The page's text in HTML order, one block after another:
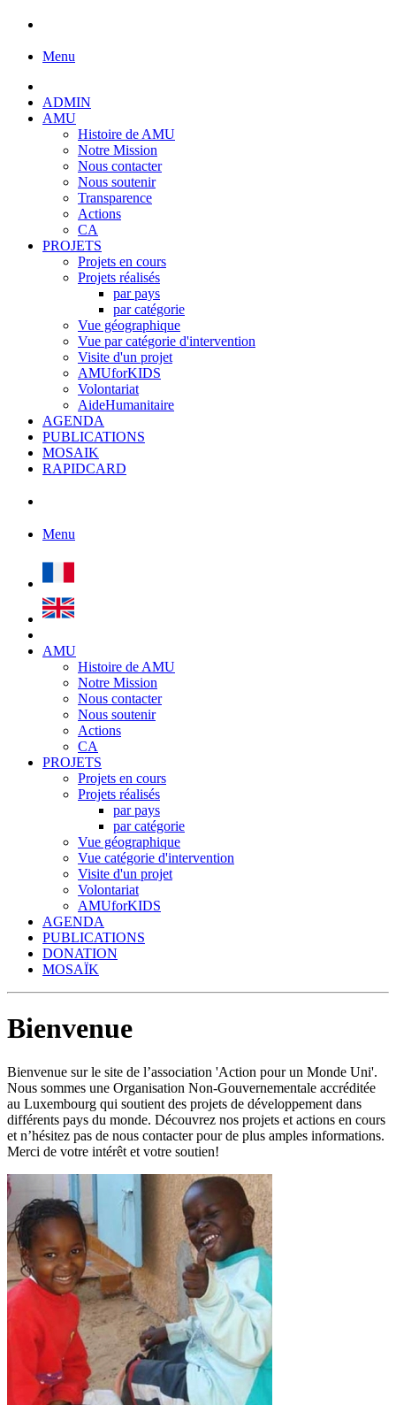
Menu
ADMIN
AMU
Histoire de AMU
Notre Mission
Nous contacter
Nous soutenir
Transparence
Actions
CA
PROJETS
Projets en cours
Projets réalisés
par pays
par catégorie
Vue géographique
Vue par catégorie d'intervention
Visite d'un projet
AMUforKIDS
Volontariat
AideHumanitaire
AGENDA
PUBLICATIONS
MOSAIK
RAPIDCARD
Menu
AMU
Histoire de AMU
Notre Mission
Nous contacter
Nous soutenir
Actions
CA
PROJETS
Projets en cours
Projets réalisés
par pays
par catégorie
Vue géographique
Vue catégorie d'intervention
Visite d'un projet
Volontariat
AMUforKIDS
AGENDA
PUBLICATIONS
DONATION
MOSAÏK
Bienvenue
Bienvenue sur le site de l’association 'Action pour un Monde Uni'.
Nous sommes une Organisation Non-Gouvernementale accréditée
au Luxembourg qui soutient des projets de développement dans
différents pays du monde. Découvrez nos projets et actions en cours
et n’hésitez pas de nous contacter pour de plus amples informations.
Merci de votre intérêt et votre soutien!